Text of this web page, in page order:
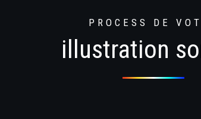
PROCESS DE
illustration